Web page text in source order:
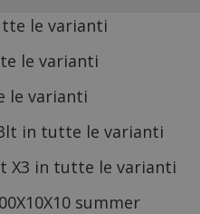
le varianti
le varianti
le varianti
in tutte le varianti
X3 in tutte le varianti
summer